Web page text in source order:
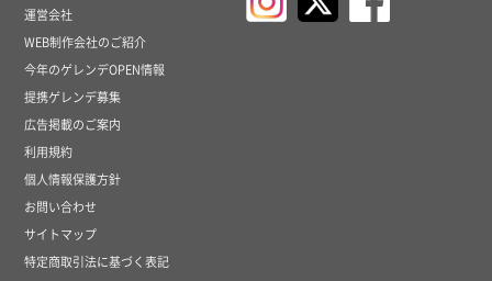
運営会社
WEB制作会社のご紹介
今年のゲレンデOPEN情報
提携ゲレンデ募集
広告掲載のご案内
利用規約
個人情報保護方針
お問い合わせ
サイトマップ
特定商取引法に基づく表記